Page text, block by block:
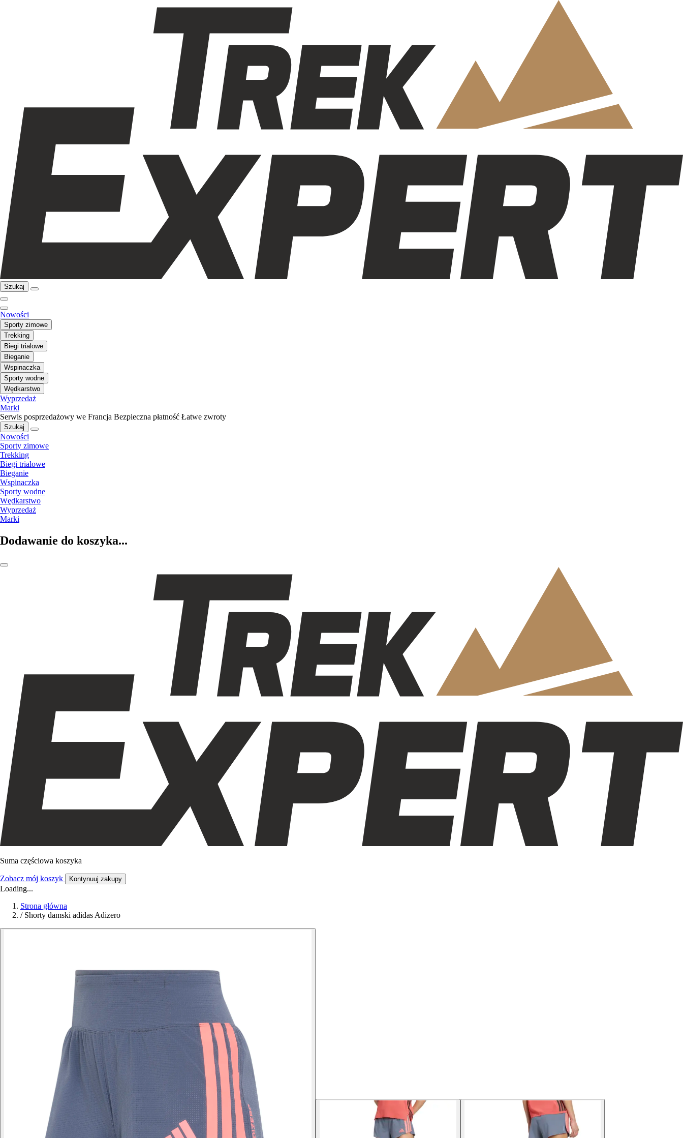
Szukaj
Nowości
Sporty zimowe
Trekking
Biegi trialowe
Bieganie
Wspinaczka
Sporty wodne
Wędkarstwo
Wyprzedaż
Marki
Serwis posprzedażowy we Francja Bezpieczna płatność Łatwe zwroty
Szukaj
Nowości
Sporty zimowe
Trekking
Biegi trialowe
Bieganie
Wspinaczka
Sporty wodne
Wędkarstwo
Wyprzedaż
Marki
Dodawanie do koszyka...
Suma częściowa koszyka
Zobacz mój koszyk Kontynuuj zakupy
Loading...
Strona główna
/ Shorty damski adidas Adizero